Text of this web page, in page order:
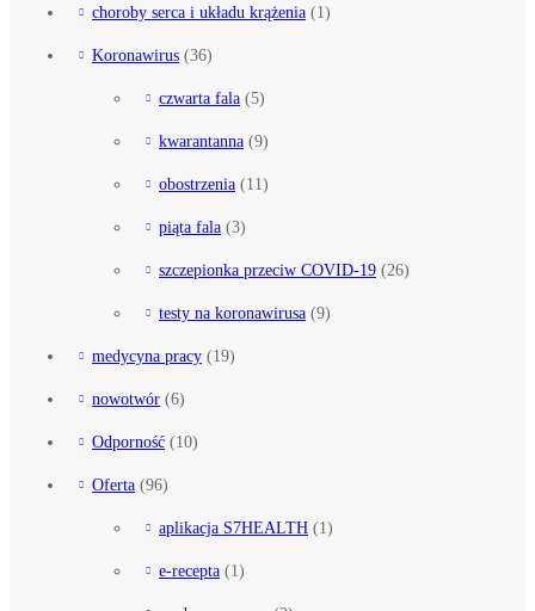
choroby serca i układu krążenia (1)
Koronawirus (36)
czwarta fala (5)
kwarantanna (9)
obostrzenia (11)
piąta fala (3)
szczepionka przeciw COVID-19 (26)
testy na koronawirusa (9)
medycyna pracy (19)
nowotwór (6)
Odporność (10)
Oferta (96)
aplikacja S7HEALTH (1)
e-recepta (1)